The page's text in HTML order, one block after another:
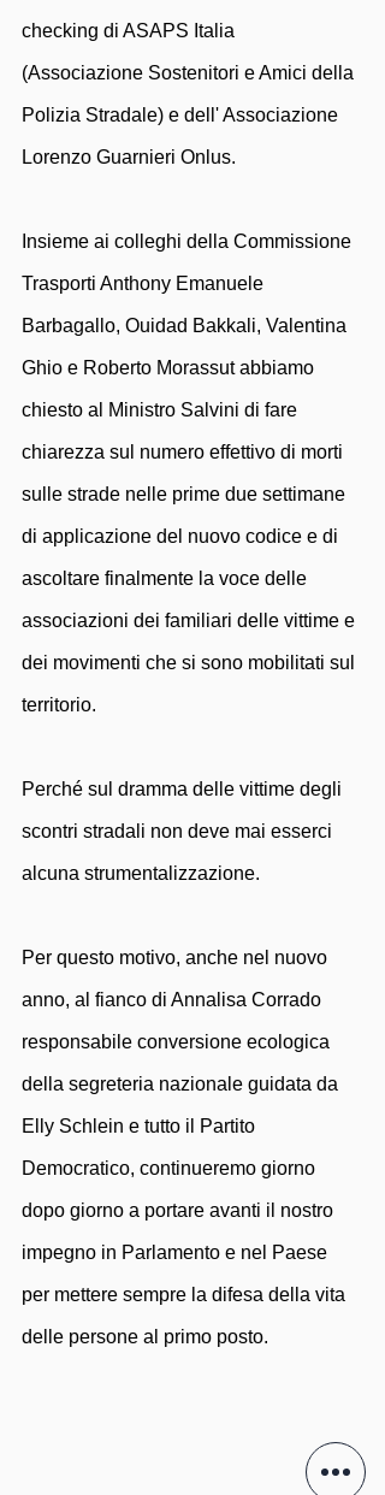
checking di ASAPS Italia
(Associazione Sostenitori e Amici della
Polizia Stradale) e dell' Associazione
Lorenzo Guarnieri Onlus.
Insieme ai colleghi della Commissione
Trasporti Anthony Emanuele
Barbagallo, Ouidad Bakkali, Valentina
Ghio e Roberto Morassut abbiamo
chiesto al Ministro Salvini di fare
chiarezza sul numero effettivo di morti
sulle strade nelle prime due settimane
di applicazione del nuovo codice e di
ascoltare finalmente la voce delle
associazioni dei familiari delle vittime e
dei movimenti che si sono mobilitati sul
territorio.
Perché sul dramma delle vittime degli
scontri stradali non deve mai esserci
alcuna strumentalizzazione.
Per questo motivo, anche nel nuovo
anno, al fianco di Annalisa Corrado
responsabile conversione ecologica
della segreteria nazionale guidata da
Elly Schlein e tutto il Partito
Democratico, continueremo giorno
dopo giorno a portare avanti il nostro
impegno in Parlamento e nel Paese
per mettere sempre la difesa della vita
delle persone al primo posto.